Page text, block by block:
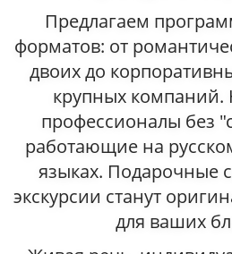
Предлагаем
форматов: от
двоих до
крупных
профессионалы без
работающие на
языках. Подарочные
экскурсии станут
для ваших